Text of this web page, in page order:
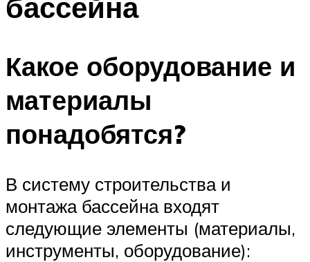
БАССЕЙН ДЛЯ ДОМА
МЕНЮ
Какое оборудование и
материалы
понадобятся?
В систему строительства и
монтажа бассейна входят
следующие элементы (материалы,
инструменты, оборудование):